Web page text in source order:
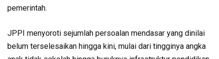
pemerintah.
JPPI menyoroti sejumlah persoalan mendasar yang dinilai
belum terselesaikan hingga kini, mulai dari tingginya angka